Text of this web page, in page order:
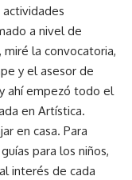
actividades
a nivel de
miré la convocatoria,
y el asesor de
ahí empezó todo el
en Artística.
en casa. Para
para los niños,
interés de cada